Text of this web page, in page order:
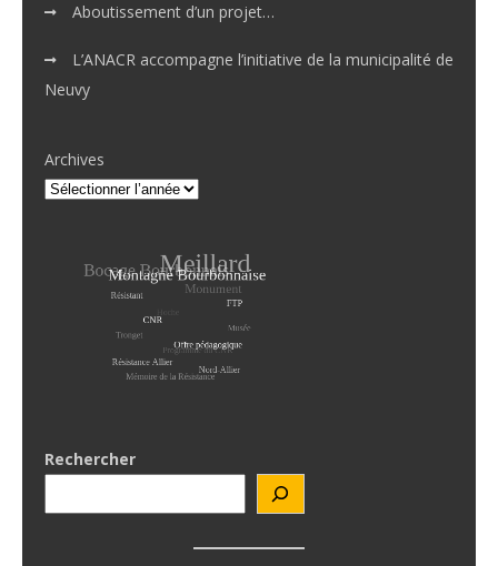
Aboutissement d’un projet…
L’ANACR accompagne l’initiative de la municipalité de
Neuvy
Archives
Rechercher